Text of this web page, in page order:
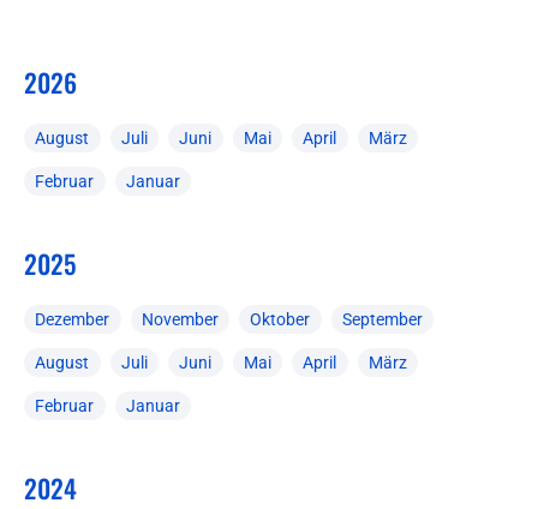
2026
August Juli Juni Mai April März
Februar Januar
2025
Dezember November Oktober September
August Juli Juni Mai April März
Februar Januar
2024